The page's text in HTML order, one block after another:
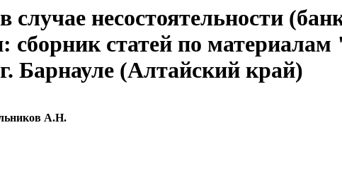
случае несостоятельности
сборник статей по
Барнауле (Алтайский край)
А.Н.